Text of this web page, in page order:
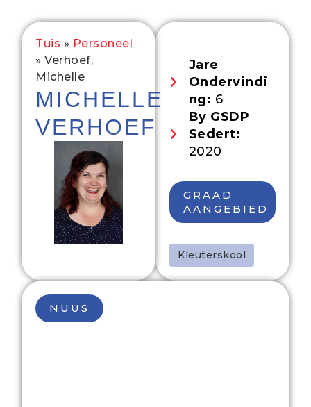
Jare
Ondervindi
ng: 6
By GSDP
Sedert:
2020
GRAAD
AANGEBIED
Kleuterskool
Tuis » Personeel
»Verhoef,
Michelle
MICHELLE
VERHOEF
NUUS